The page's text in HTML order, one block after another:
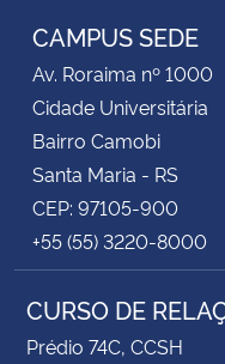
CAMPUS SEDE
Av. Roraima nº 1000
Cidade Universitária
Bairro Camobi
Santa Maria - RS
CEP: 97105-900
+55 (55) 3220-8000
CURSO DE
Prédio 74C, CCSH